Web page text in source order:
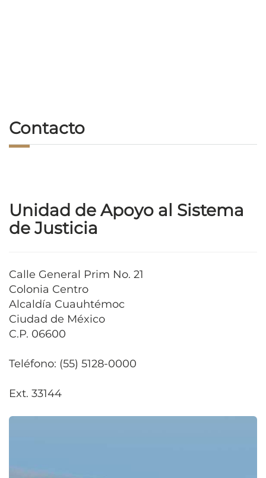
Contacto
Unidad de Apoyo al Sistema
de Justicia
Calle General Prim No. 21
Colonia Centro
Alcaldía Cuauhtémoc
Ciudad de México
C.P. 06600
Teléfono: (55) 5128-0000
Ext. 33144